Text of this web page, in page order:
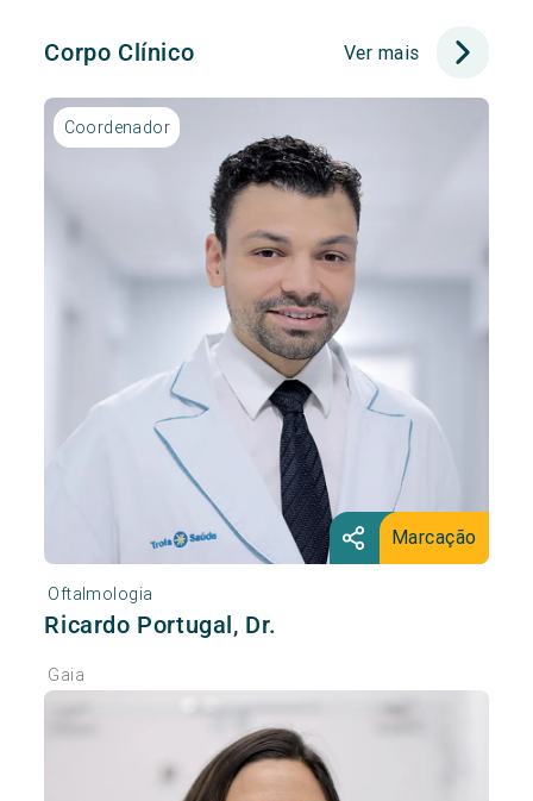
Corpo Clínico Ver mais
Coordenador
Marcação
Oftalmologia
Ricardo Portugal, Dr.
Gaia